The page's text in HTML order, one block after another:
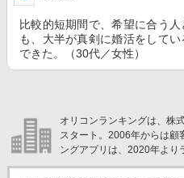
比較的短期間で、希望に合う
も、大半が真剣に婚活をして
できた。（30代／女性）
オリコンランキングは、株
スタート。2006年からは顧
ングアプリは、2020年より